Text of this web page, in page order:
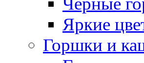
Яркие
Горшки и